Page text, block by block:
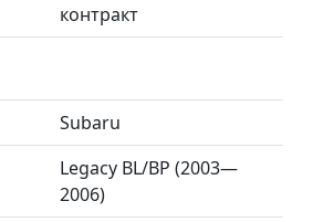
контракт
Subaru
Legacy BL/BP (2003—
2006)